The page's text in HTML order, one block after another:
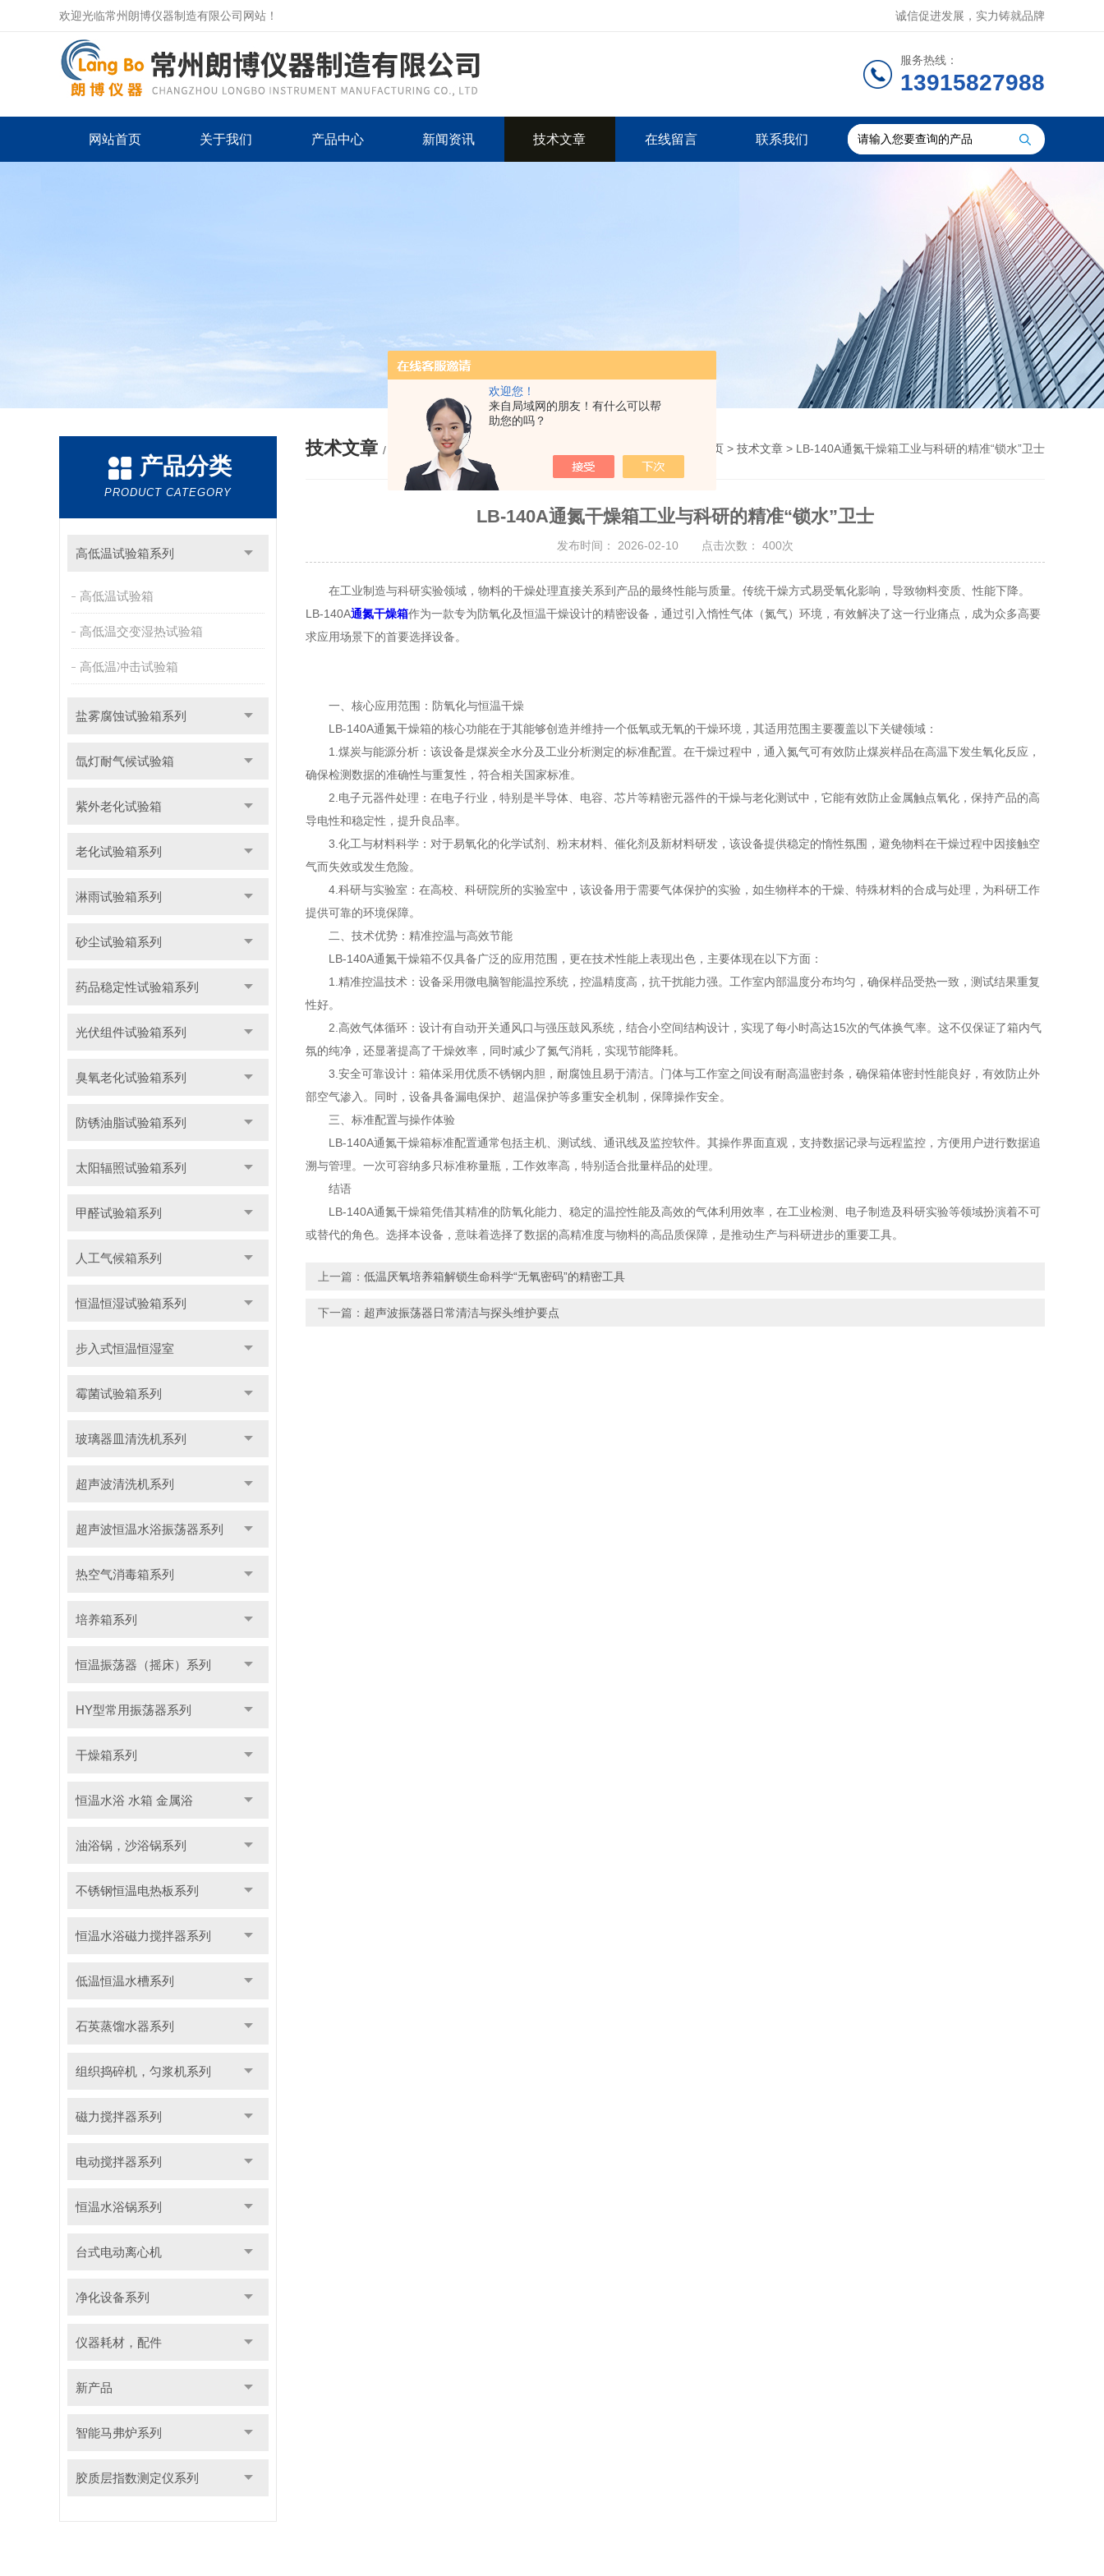
欢迎您！
来自局域网的朋友！有什么可以帮
助您的吗？
欢迎光临常州朗博仪器制造有限公司网站！ 诚信促进发展，实力铸就品牌
服务热线：
13915827988
网站首页 关于我们 产品中心 新闻资讯 技术文章 在线留言 联系我们
产品分类
PRODUCT CATEGORY
高低温试验箱系列
高低温试验箱
高低温交变湿热试验箱
高低温冲击试验箱
盐雾腐蚀试验箱系列
氙灯耐气候试验箱
紫外老化试验箱
老化试验箱系列
淋雨试验箱系列
砂尘试验箱系列
药品稳定性试验箱系列
光伏组件试验箱系列
臭氧老化试验箱系列
防锈油脂试验箱系列
太阳辐照试验箱系列
甲醛试验箱系列
人工气候箱系列
恒温恒湿试验箱系列
步入式恒温恒湿室
霉菌试验箱系列
玻璃器皿清洗机系列
超声波清洗机系列
超声波恒温水浴振荡器系列
热空气消毒箱系列
培养箱系列
恒温振荡器（摇床）系列
HY型常用振荡器系列
干燥箱系列
恒温水浴 水箱 金属浴
油浴锅，沙浴锅系列
不锈钢恒温电热板系列
恒温水浴磁力搅拌器系列
低温恒温水槽系列
石英蒸馏水器系列
组织捣碎机，匀浆机系列
磁力搅拌器系列
电动搅拌器系列
恒温水浴锅系列
台式电动离心机
净化设备系列
仪器耗材，配件
新产品
智能马弗炉系列
胶质层指数测定仪系列
技术文章 / ARTICLE 网站首页 > 技术文章 > LB-140A通氮干燥箱工业与科研的精准“锁水”卫士
LB-140A通氮干燥箱工业与科研的精准“锁水”卫士
发布时间： 2026-02-10 点击次数： 400次
在工业制造与科研实验领域，物料的干燥处理直接关系到产品的最终性能与质量。传统干燥方式易受氧化影响，导致物料变质、性能下降。
LB-140A通氮干燥箱作为一款专为防氧化及恒温干燥设计的精密设备，通过引入惰性气体（氮气）环境，有效解决了这一行业痛点，成为众多高要
求应用场景下的首要选择设备。
一、核心应用范围：防氧化与恒温干燥
LB-140A通氮干燥箱的核心功能在于其能够创造并维持一个低氧或无氧的干燥环境，其适用范围主要覆盖以下关键领域：
1.煤炭与能源分析：该设备是煤炭全水分及工业分析测定的标准配置。在干燥过程中，通入氮气可有效防止煤炭样品在高温下发生氧化反应，
确保检测数据的准确性与重复性，符合相关国家标准。
2.电子元器件处理：在电子行业，特别是半导体、电容、芯片等精密元器件的干燥与老化测试中，它能有效防止金属触点氧化，保持产品的高
导电性和稳定性，提升良品率。
3.化工与材料科学：对于易氧化的化学试剂、粉末材料、催化剂及新材料研发，该设备提供稳定的惰性氛围，避免物料在干燥过程中因接触空
气而失效或发生危险。
4.科研与实验室：在高校、科研院所的实验室中，该设备用于需要气体保护的实验，如生物样本的干燥、特殊材料的合成与处理，为科研工作
提供可靠的环境保障。
二、技术优势：精准控温与高效节能
LB-140A通氮干燥箱不仅具备广泛的应用范围，更在技术性能上表现出色，主要体现在以下方面：
1.精准控温技术：设备采用微电脑智能温控系统，控温精度高，抗干扰能力强。工作室内部温度分布均匀，确保样品受热一致，测试结果重复
性好。
2.高效气体循环：设计有自动开关通风口与强压鼓风系统，结合小空间结构设计，实现了每小时高达15次的气体换气率。这不仅保证了箱内气
氛的纯净，还显著提高了干燥效率，同时减少了氮气消耗，实现节能降耗。
3.安全可靠设计：箱体采用优质不锈钢内胆，耐腐蚀且易于清洁。门体与工作室之间设有耐高温密封条，确保箱体密封性能良好，有效防止外
部空气渗入。同时，设备具备漏电保护、超温保护等多重安全机制，保障操作安全。
三、标准配置与操作体验
LB-140A通氮干燥箱标准配置通常包括主机、测试线、通讯线及监控软件。其操作界面直观，支持数据记录与远程监控，方便用户进行数据追
溯与管理。一次可容纳多只标准称量瓶，工作效率高，特别适合批量样品的处理。
结语
LB-140A通氮干燥箱凭借其精准的防氧化能力、稳定的温控性能及高效的气体利用效率，在工业检测、电子制造及科研实验等领域扮演着不可
或替代的角色。选择本设备，意味着选择了数据的高精准度与物料的高品质保障，是推动生产与科研进步的重要工具。
上一篇： 低温厌氧培养箱解锁生命科学“无氧密码”的精密工具
下一篇： 超声波振荡器日常清洁与探头维护要点